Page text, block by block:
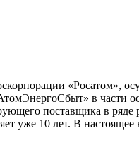
«Росатом»,
в части
поставщика в ряде
уже 10 лет. В